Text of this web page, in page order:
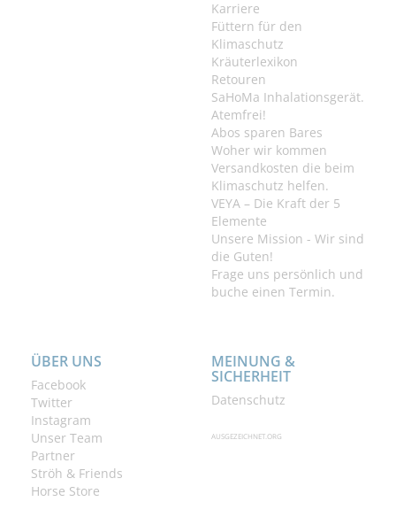
Karriere
Füttern für den
Klimaschutz
Kräuterlexikon
Retouren
SaHoMa Inhalationsgerät.
Atemfrei!
Abos sparen Bares
Woher wir kommen
Versandkosten die beim
Klimaschutz helfen.
VEYA – Die Kraft der 5
Elemente
Unsere Mission - Wir sind
die Guten!
Frage uns persönlich und
buche einen Termin.
ÜBER UNS
Facebook
Twitter
Instagram
Unser Team
Partner
Ströh & Friends
Horse Store
MEINUNG &
SICHERHEIT
Datenschutz
AUSGEZEICHNET.ORG